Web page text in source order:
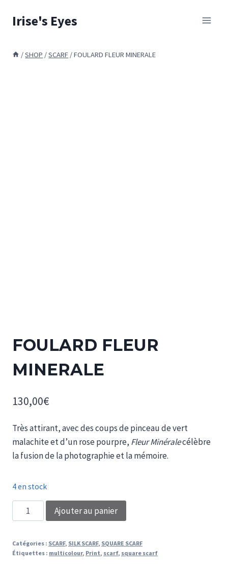
Irise's Eyes
/SHOP /SCARF /FOULARD FLEUR MINERALE
FOULARD FLEUR
MINERALE
130,00€
Très attirant, avec des coups de pinceau de vert
malachite et d’un rose pourpre, Fleur Minéralecélèbre
la fusion de la photographie et la mémoire.
4 en stock
quantité
de
FLEUR
Ajouter au panier
Catégories : SCARF, SILK SCARF, SQUARE SCARF
Étiquettes : multicolour, Print, scarf, square scarf